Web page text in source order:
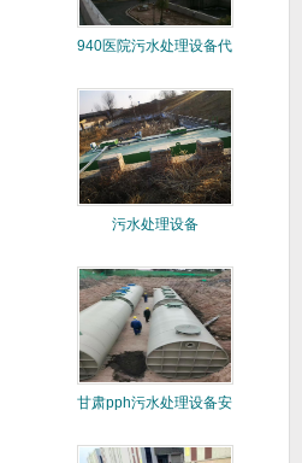
940医院污水处理设备代
污水处理设备
甘肃pph污水处理设备安